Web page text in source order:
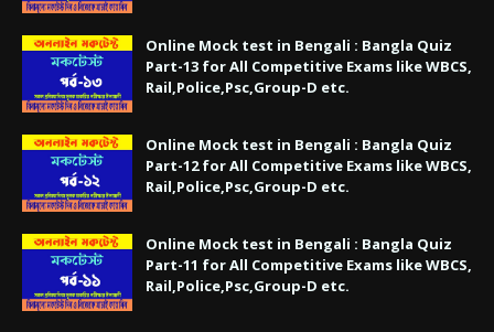
Online Mock test in Bengali : Bangla Quiz
Part-13 for All Competitive Exams like WBCS,
Rail,Police,Psc,Group-D etc.
Online Mock test in Bengali : Bangla Quiz
Part-12 for All Competitive Exams like WBCS,
Rail,Police,Psc,Group-D etc.
Online Mock test in Bengali : Bangla Quiz
Part-11 for All Competitive Exams like WBCS,
Rail,Police,Psc,Group-D etc.